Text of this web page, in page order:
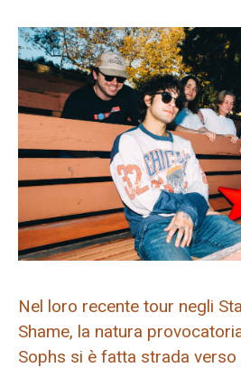
Nel loro recente tour negli
Shame, la natura
Sophs si è fatta strada